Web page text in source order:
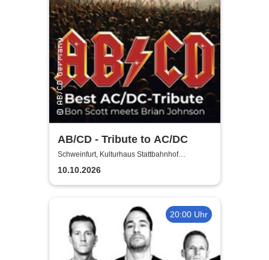
AB/CD - Tribute to AC/DC
Schweinfurt, Kulturhaus Stattbahnhof
Schweinfurt
10.10.2026
20:00 Uhr